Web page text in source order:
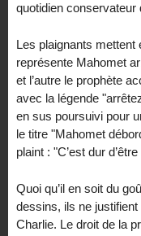
quotidien
Les plaignants mettent
représente Mahomet
et l’autre le prophète
avec la légende
en sus poursuivi pour
le titre "Mahomet
plaint : "C’est dur
Quoi qu’il en soit du
dessins, ils ne justifient
Charlie. Le droit de la